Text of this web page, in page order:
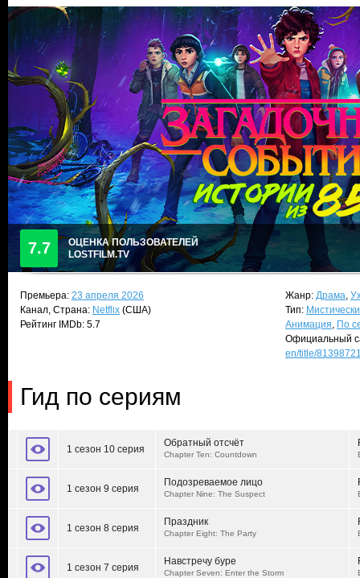
7.7
ОЦЕНКА ПОЛЬЗОВАТЕЛЕЙ
LOSTFILM.TV
Премьера: 23 апреля 2026
Канал, Страна: Netflix (США)
Рейтинг IMDb: 5.7
Жанр: Драма,
Тип:
Анимация, По
Официальный
en/title/
Гид по сериям
1 сезон 10 серия
Обратный отсчёт
Chapter Ten: Countdown
1 сезон 9 серия
Подозреваемое лицо
Chapter Nine: The Suspect
1 сезон 8 серия
Праздник
Chapter Eight: The Party
1 сезон 7 серия
Навстречу буре
Chapter Seven: Enter the Storm